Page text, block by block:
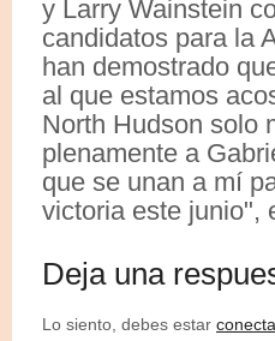
y Larry Wainstein
candidatos para la
han demostrado
al que estamos
North Hudson solo
plenamente a
que se unan a mí
victoria este junio",
Deja una
Lo siento, debes estar